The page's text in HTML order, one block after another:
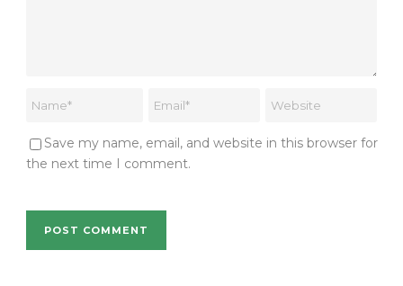
Save my name, email, and website in this browser for
the next time I comment.